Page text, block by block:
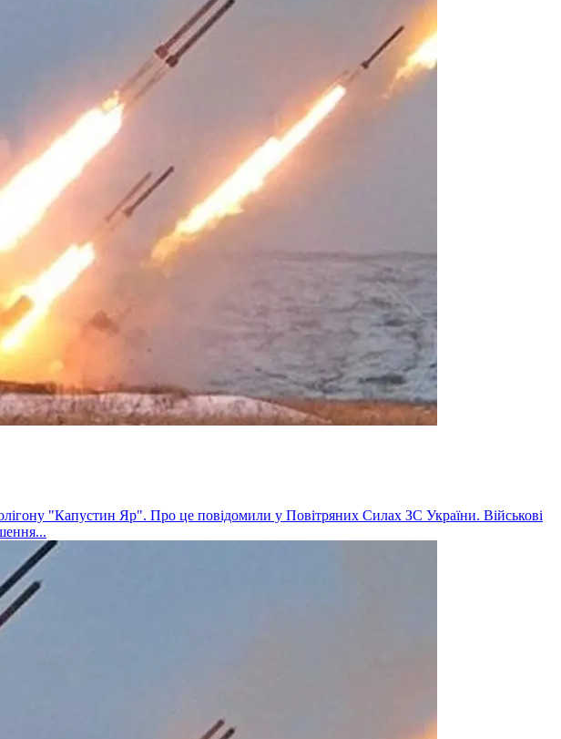
"Капустин Яр". Про це повідомили у Повітряних Силах ЗС України. Військові